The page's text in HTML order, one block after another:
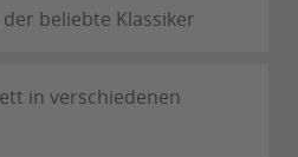
beliebte Klassiker
in verschiedenen